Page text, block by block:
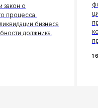
закон о
процесса.
бизнеса
должника.